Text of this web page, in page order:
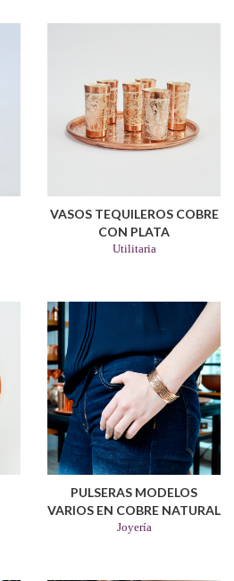
VASOS TEQUILEROS COBRE
CON PLATA
Utilitaria
PULSERAS MODELOS
VARIOS EN COBRE NATURAL
Joyería